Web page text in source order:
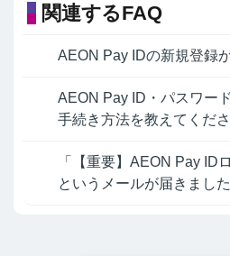
関連するFAQ
AEON Pay IDの新規登録
AEON Pay ID・パスワー
手続き方法を教えてくださ
「【重要】AEON Pay ID
というメールが届きまし